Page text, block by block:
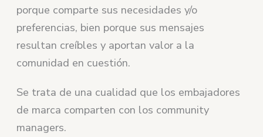
porque comparte sus necesidades y/o
preferencias, bien porque sus mensajes
resultan creíbles y aportan valor a la
comunidad en cuestión.
Se trata de una cualidad que los embajadores
de marca comparten con los community
managers.